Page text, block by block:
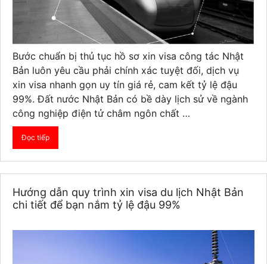
Bước chuẩn bị thủ tục hồ sơ xin visa công tác Nhật
Bản luôn yêu cầu phải chính xác tuyệt đối, dịch vụ
xin visa nhanh gọn uy tín giá rẻ, cam kết tỷ lệ đậu
99%. Đất nước Nhật Bản có bề dày lịch sử về ngành
công nghiệp điện tử châm ngôn chất …
Đọc tiếp
Hướng dẫn quy trình xin visa du lịch Nhật Bản
chi tiết để bạn nắm tỷ lệ đậu 99%